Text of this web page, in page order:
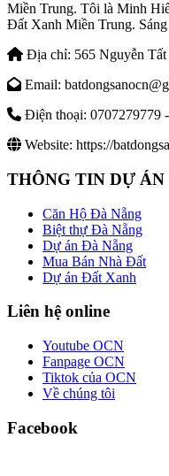
Miền Trung. Tôi là Minh
Đất Xanh Miền Trung.
Địa chỉ: 565 Nguyễn
Email:
Điện thoại: 0707279779
Website: https://
THÔNG TIN DỰ ÁN
Căn Hộ Đà Nẵng
Biệt thự Đà Nẵng
Dự án Đà Nẵng
Mua Bán Nhà Đất
Dự án Đất Xanh
Liên hệ online
Youtube OCN
Fanpage OCN
Tiktok của OCN
Về chúng tôi
Facebook